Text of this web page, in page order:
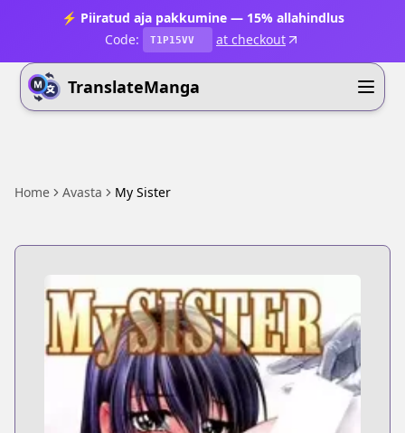
⚡ Piiratud aja pakkumine — 15% allahindlus
Code:
T1P15VV at checkout
TranslateManga
Home Avasta My Sister